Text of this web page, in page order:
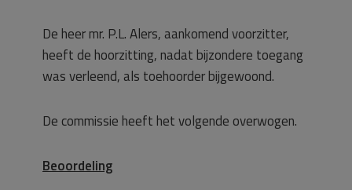
De heer mr. P.L. Alers, aankomend voorzitter,
heeft de hoorzitting, nadat bijzondere toegang
was verleend, als toehoorder bijgewoond.
De commissie heeft het volgende overwogen.
Beoordeling